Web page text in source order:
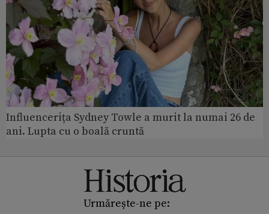
Influencerița Sydney Towle a murit la numai 26 de
ani. Lupta cu o boală cruntă
Urmărește-ne pe: